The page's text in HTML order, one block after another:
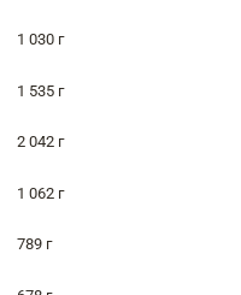
1 030 г
1 535 г
2 042 г
1 062 г
789 г